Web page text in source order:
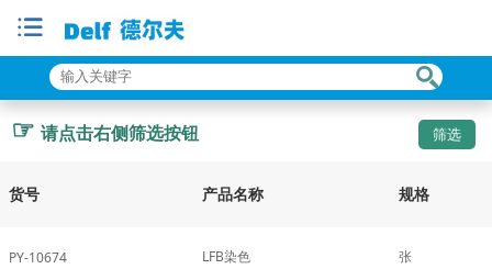
☞ 请点击右侧筛选按钮
货号 产品名称 规格
PY-10674 LFB染色 张